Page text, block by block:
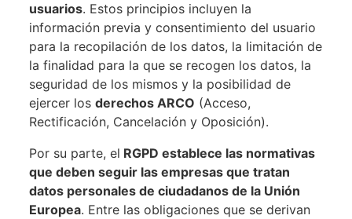
usuarios. Estos principios incluyen la
información previa y consentimiento del usuario
para la recopilación de los datos, la limitación de
la finalidad para la que se recogen los datos, la
seguridad de los mismos y la posibilidad de
ejercer los derechos ARCO (Acceso,
Rectificación, Cancelación y Oposición).
Por su parte, el RGPD establece las normativas
que deben seguir las empresas que tratan
datos personales de ciudadanos de la Unión
Europea. Entre las obligaciones que se derivan